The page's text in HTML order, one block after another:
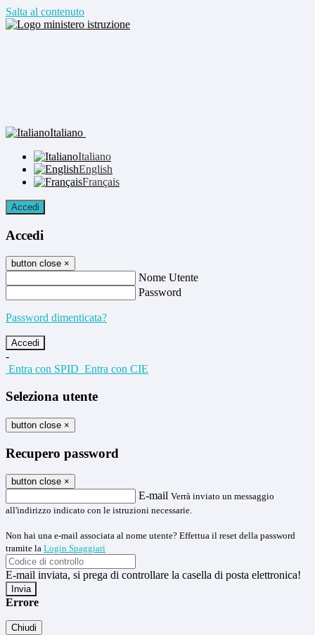
Salta al contenuto
Italiano
Italiano
English
Français
Accedi
Accedi
button close ×
Nome Utente
Password
Password dimenticata?
-
Entra con SPID Entra con CIE
Seleziona utente
button close ×
Recupero password
button close ×
E-mail Verrà inviato un messaggio
all'indirizzo indicato con le istruzioni necessarie.
Non hai una e-mail associata al nome utente? Effettua il reset della password
tramite la Login Spaggiari
E-mail inviata, si prega di controllare la casella di posta elettronica!
Errore
Chiudi